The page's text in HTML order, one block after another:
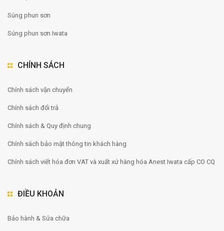
Súng phun sơn
Súng phun sơn Iwata
CHÍNH SÁCH
Chính sách vận chuyển
Chính sách đổi trả
Chính sách & Quy định chung
Chính sách bảo mật thông tin khách hàng
Chính sách viết hóa đơn VAT và xuất xứ hàng hóa Anest Iwata cấp CO CQ
ĐIỀU KHOẢN
Bảo hành & Sửa chữa